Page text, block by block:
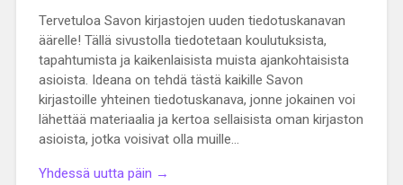
Tervetuloa Savon kirjastojen uuden tiedotuskanavan
äärelle! Tällä sivustolla tiedotetaan koulutuksista,
tapahtumista ja kaikenlaisista muista ajankohtaisista
asioista. Ideana on tehdä tästä kaikille Savon
kirjastoille yhteinen tiedotuskanava, jonne jokainen voi
lähettää materiaalia ja kertoa sellaisista oman kirjaston
asioista, jotka voisivat olla muille…
Yhdessä uutta päin →